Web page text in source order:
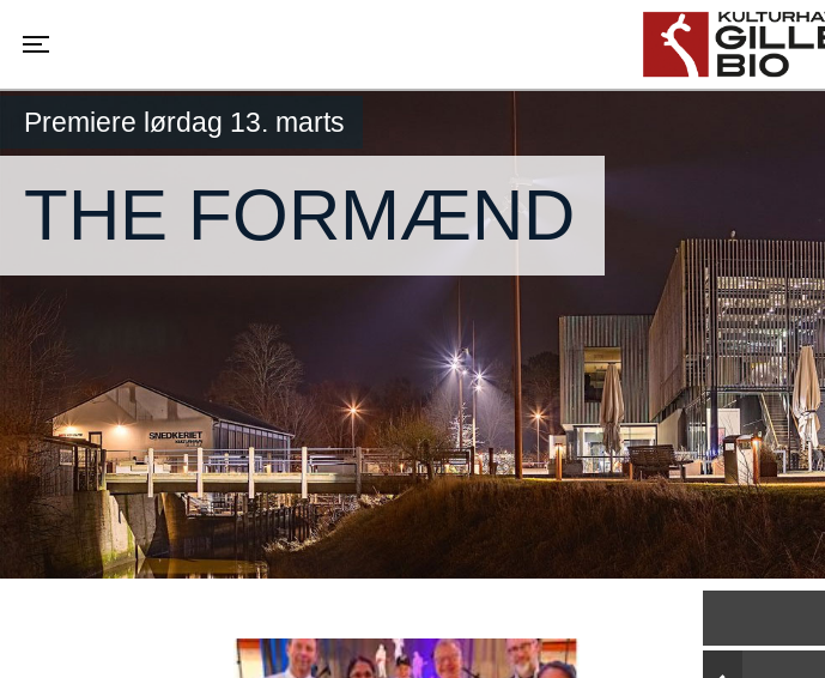
Gilleleje Bio
Premiere lørdag 13. marts
THE FORMÆND